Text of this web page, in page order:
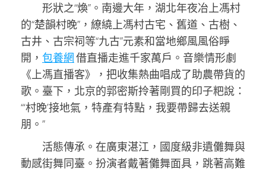
形狀之“煥”。南邊大年，湖北年夜冶上馮村
的“楚韻村晚”，繚繞上馮村古宅、舊道、古樹、
古井、古宗祠等“九古”元素和當地鄉風風俗睜
開， 包養網借直播走進千家萬戶。音樂情形劇
《上馮直播客》，把收集熱曲唱成了助農帶貨的
歌。臺下，北京的郭密斯拎著剛買的印子粑說：
“‘村晚’接地氣，特產有特點，我要帶歸去送親
朋。”
活態傳承。在廣東湛江，國度級非遺儺舞與
動感街舞同臺。扮演者戴著儺舞面具，跳著高難